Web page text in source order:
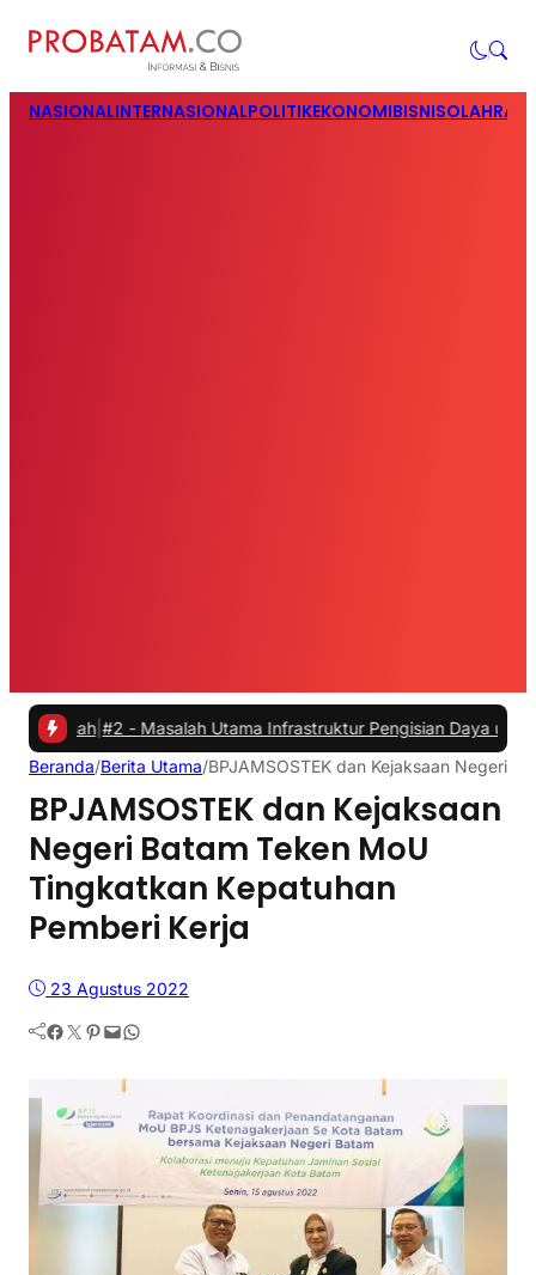
NASIONALINTERNASIONALPOLITIKEKONOMIBISNIS
#2 - Masalah Utama Infrastruktur Pengisian Daya untuk Mobil
Beranda/Berita Utama/BPJAMSOSTEK dan Kejaksaan Negeri
BPJAMSOSTEK dan Kejaksaan
Negeri Batam Teken MoU
Tingkatkan Kepatuhan
Pemberi Kerja
23 Agustus 2022
Facebook Twitter Pinterest Mail WhatsApp